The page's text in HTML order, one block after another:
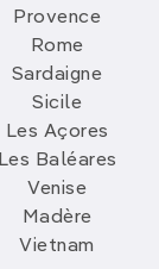
Provence
Rome
Sardaigne
Sicile
Les Açores
Les Baléares
Venise
Madère
Vietnam